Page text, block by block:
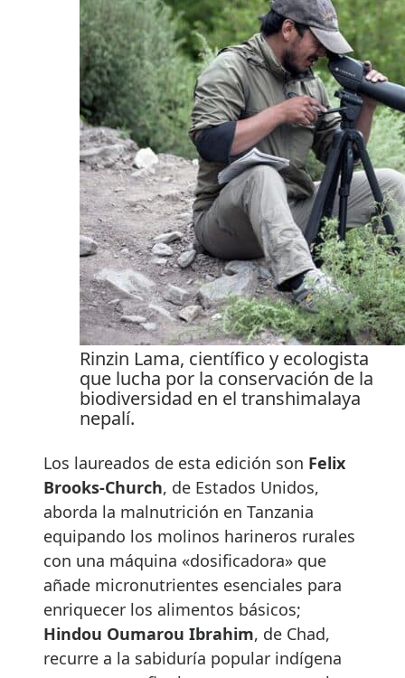
Rinzin Lama, científico y ecologista
que lucha por la conservación de la
biodiversidad en el transhimalaya
nepalí.
Los laureados de esta edición son Felix
Brooks-Church, de Estados Unidos,
aborda la malnutrición en Tanzania
equipando los molinos harineros rurales
con una máquina «dosificadora» que
añade micronutrientes esenciales para
enriquecer los alimentos básicos;
Hindou Oumarou Ibrahim, de Chad,
recurre a la sabiduría popular indígena